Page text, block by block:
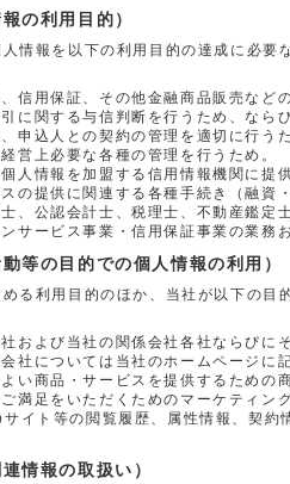
報の利用目的）
情報を以下の利用目的の達成に必要
信用保証、その他金融商品販売など
に関する与信判断を行うため、なら
申込人との契約の管理を適切に行う
営上必要な各種の管理を行うため。
人情報を加盟する信用情報機関に提
の提供に関連する各種手続き（融資
、公認会計士、税理士、不動産鑑定
サービス事業・信用保証事業の業務
動等の目的での個人情報の利用）
める利用目的のほか、当社が以下の
および当社の関係会社各社ならびに
会社については当社のホームページに
い商品・サービスを提供するための
満足をいただくためのマーケティン
イト等の閲覧履歴、属性情報、契
連情報の取扱い）